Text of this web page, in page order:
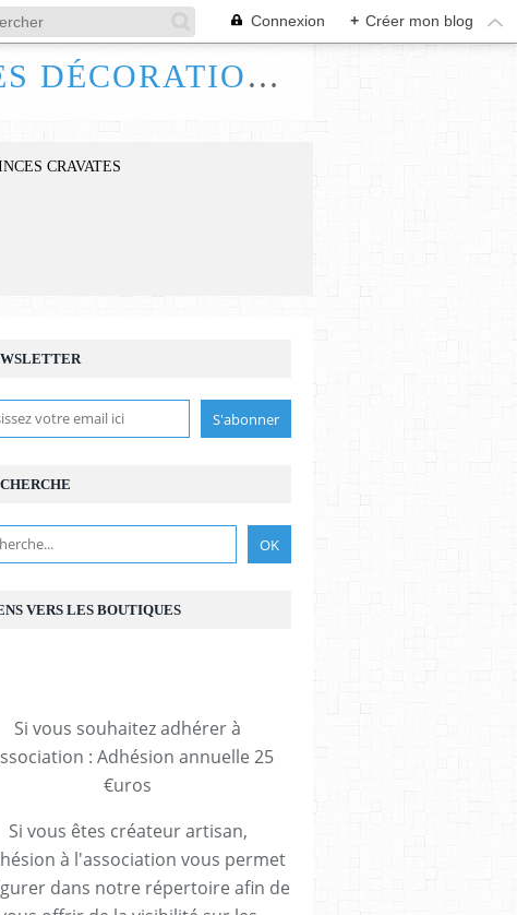
Connexion + Créer mon blog
FRANCE HANDI ART, BIJOUX ACCESSOIRES DÉCORATIONS
CRAVATES
VERS LES BOUTIQUES
Si vous souhaitez adhérer à
: Adhésion annuelle 25
€uros
Si vous êtes créateur artisan,
à l'association vous permet
dans notre répertoire afin de